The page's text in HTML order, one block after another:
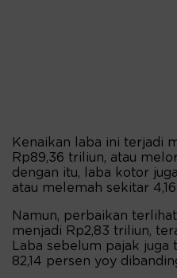
Kenaikan laba ini terjadi
Rp89,36 triliun, atau
dengan itu, laba kotor
atau melemah sekitar
Namun, perbaikan
menjadi Rp2,83 triliun,
Laba sebelum pajak
82,14 persen yoy